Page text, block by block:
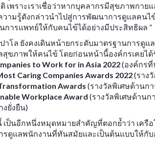
พราะเราเชื่อว่าหากบุคลากรมีสุขภาพกาย
วามรู้ดังกล่าวนำไปสู่การพัฒนาการดูแลคนไ
ารแพทย์ให้กับคนไข้ได้อย่างมีประสิทธิผล ”
าโล ยังคงเดินหน้ายกระดับมาตรฐานการดูแ
ขภาพให้คนไข้ โดยก่อนหน้านี้องค์กรเคยได้
to Work for in Asia 2022(องค์กร
Caring Companies Awards 2022(ราง
Awards (รางวัลพิเศษด้านก
Workplace Award (รางวัลพิเศษด้าน
งยั่งยืน)
เป็นอีกหนึ่งหมุดหมายสำคัญที่ตอกย้ำว่า เครื
รดูแลพนักงานที่ทันสมัยและเป็นต้นแบบให้กั